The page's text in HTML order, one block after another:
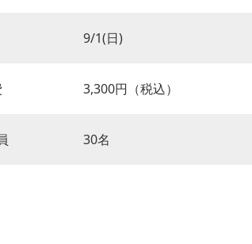
9/1(日)
3,300円（税込）
30名